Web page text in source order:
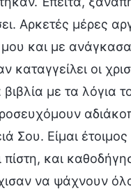
Αρκετές μέρες
και με
καταγγείλει οι
με τα λόγια
Σου. Είμαι
και
να ψάχνουν